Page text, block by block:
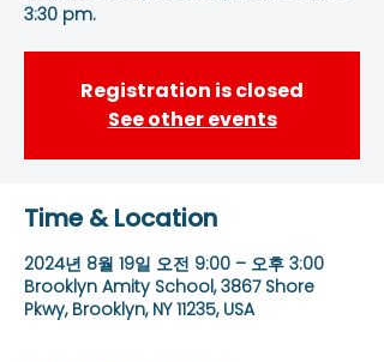
3:30 pm.
Registration is closed
See other events
Time & Location
2024년 8월 19일 오전 9:00 – 오후 3:00
Brooklyn Amity School, 3867 Shore
Pkwy, Brooklyn, NY 11235, USA